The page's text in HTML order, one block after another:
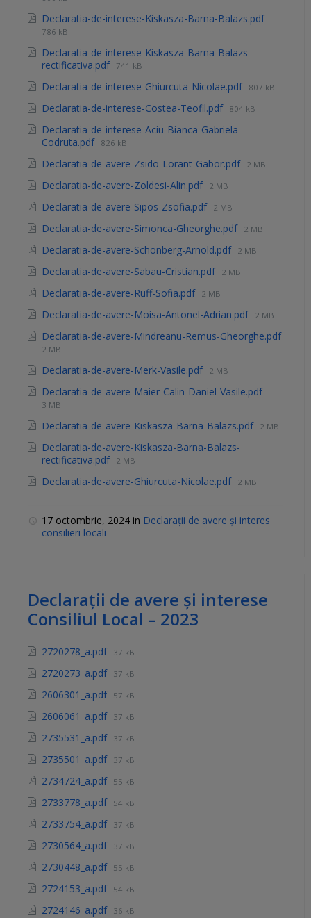
Declaratia-de-interese-Kiskasza-Barna-Balazs.pdf
786 kB
Declaratia-de-interese-Kiskasza-Barna-Balazs-
rectificativa.pdf 741 kB
Declaratia-de-interese-Ghiurcuta-Nicolae.pdf 807 kB
Declaratia-de-interese-Costea-Teofil.pdf 804 kB
Declaratia-de-interese-Aciu-Bianca-Gabriela-
Codruta.pdf 826 kB
Declaratia-de-avere-Zsido-Lorant-Gabor.pdf 2 MB
Declaratia-de-avere-Zoldesi-Alin.pdf 2 MB
Declaratia-de-avere-Sipos-Zsofia.pdf 2 MB
Declaratia-de-avere-Simonca-Gheorghe.pdf 2 MB
Declaratia-de-avere-Schonberg-Arnold.pdf 2 MB
Declaratia-de-avere-Sabau-Cristian.pdf 2 MB
Declaratia-de-avere-Ruff-Sofia.pdf 2 MB
Declaratia-de-avere-Moisa-Antonel-Adrian.pdf 2 MB
Declaratia-de-avere-Mindreanu-Remus-Gheorghe.pdf
2 MB
Declaratia-de-avere-Merk-Vasile.pdf 2 MB
Declaratia-de-avere-Maier-Calin-Daniel-Vasile.pdf
3 MB
Declaratia-de-avere-Kiskasza-Barna-Balazs.pdf 2 MB
Declaratia-de-avere-Kiskasza-Barna-Balazs-
rectificativa.pdf 2 MB
Declaratia-de-avere-Ghiurcuta-Nicolae.pdf 2 MB
17 octombrie, 2024 in Declarații de avere și interes
consilieri locali
Declarații de avere și interese
Consiliul Local – 2023
2720278_a.pdf 37 kB
2720273_a.pdf 37 kB
2606301_a.pdf 57 kB
2606061_a.pdf 37 kB
2735531_a.pdf 37 kB
2735501_a.pdf 37 kB
2734724_a.pdf 55 kB
2733778_a.pdf 54 kB
2733754_a.pdf 37 kB
2730564_a.pdf 37 kB
2730448_a.pdf 55 kB
2724153_a.pdf 54 kB
2724146_a.pdf 36 kB